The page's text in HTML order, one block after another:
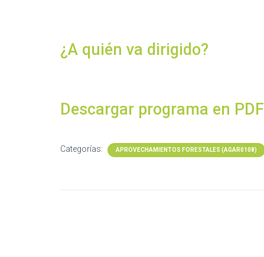
¿A quién va dirigido?
Descargar programa en PDF
Categorías: APROVECHAMIENTOS FORESTALES (AGAR0108)